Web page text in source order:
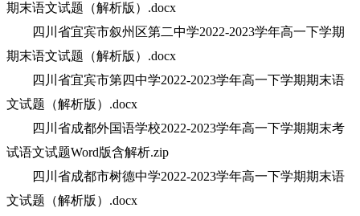
期末语文试题（解析版）.docx
四川省宜宾市叙州区第二中学2022-2023学年高一下学期
期末语文试题（解析版）.docx
四川省宜宾市第四中学2022-2023学年高一下学期期末语
文试题（解析版）.docx
四川省成都外国语学校2022-2023学年高一下学期期末考
试语文试题Word版含解析.zip
四川省成都市树德中学2022-2023学年高一下学期期末语
文试题（解析版）.docx